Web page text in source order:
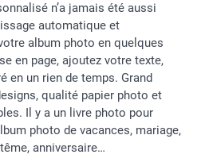
n’a jamais été aussi
automatique et
album photo en quelques
en page, ajoutez votre texte,
en un rien de temps. Grand
qualité papier photo et
Il y a un livre photo pour
photo de vacances, mariage,
anniversaire…